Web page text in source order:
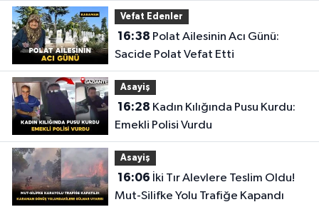
Vefat Edenler
16:38
Sacide Polat Vefat Etti
Asayiş
16:28
Emekli Polisi Vurdu
Asayiş
16:06
Mut-Silifke Yolu Trafiğe Kapandı